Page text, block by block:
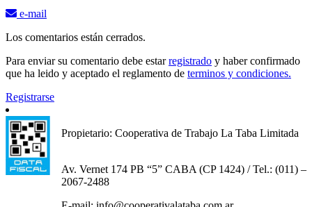
e-mail
Los comentarios están cerrados.
Para enviar su comentario debe estarregistrado y haber confirmado
que ha leido y aceptado el reglamento de terminos y condiciones.
Registrarse
Propietario: Cooperativa de Trabajo La Taba Limitada
Av. Vernet 174 PB “5” CABA (CP 1424) / Tel.: (011) –
2067-2488